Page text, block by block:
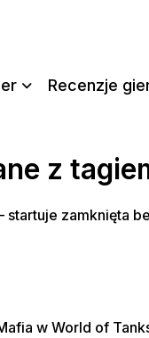
Recenzje
z
startuje zamknięta
w World of